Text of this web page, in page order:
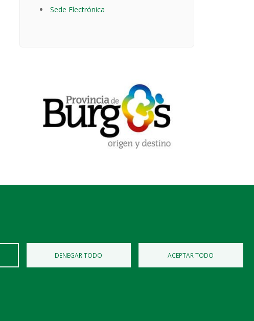
Sede Electrónica
DENEGAR TODO ACEPTAR TODO